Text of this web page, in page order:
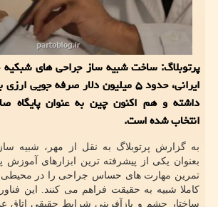
پرتوبلاگ: ساخت شبیه ساز جراحی های
ایرانی، حدود ۵ میلیون دلار صرفه
داشته و هم اکنون چین به عنوان پایگاه
انتخاب شده است.
به گزارش پرتوبلاگ به نقل از مهر، شبیه
بعنوان یکی از پیشرفته ترین ابزارهای
تمرین مهارت های حساس جراحی را در محیطی
کاملا شبیه به حقیقت فراهم می کنند. این
ساختار چشم و بازآفرینی شرایط حقیقی اتاق